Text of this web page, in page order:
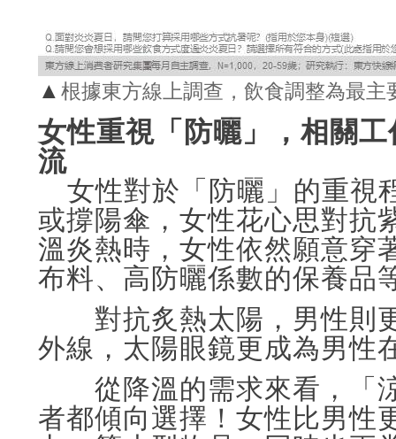
▲ 根據東方線上調查，飲食調整為最主
女性重視「防曬」，相關
流
女性對於「防曬」的重視
或撐陽傘，女性花心思對抗
溫炎熱時，女性依然願意穿
布料、高防曬係數的保養品
對抗炙熱太陽，男性則更
外線，太陽眼鏡更成為男性
從降溫的需求來看，「涼
者都傾向選擇！女性比男性